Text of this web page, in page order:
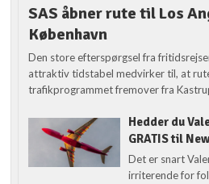
SAS åbner rute til Los
København
Den store efterspørgsel fra
attraktiv tidstabel medvirker til, at
trafikprogrammet fremover fra
Hedder du
GRATIS til
Det er snart
irriterende for